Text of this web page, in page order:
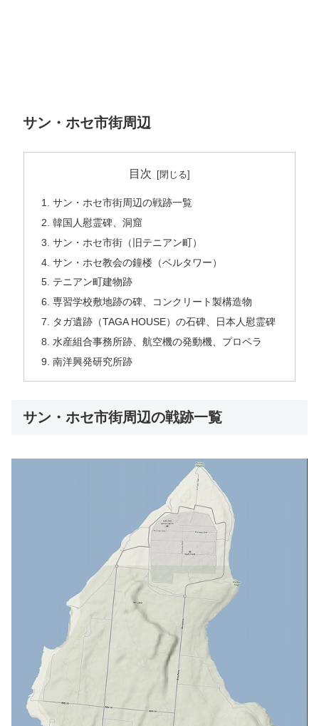
サン・ホセ市街周辺
目次
サン・ホセ市街周辺の戦跡一覧
韓国人慰霊碑、洞窟
サン・ホセ市街（旧テニアン町）
サン・ホセ教会の鐘楼（ベルタワー）
テニアン町建物跡
専習学校敷地跡の碑、コンクリート製構造物
タガ遺跡（TAGA HOUSE）の石碑、日本人慰霊碑
水産組合事務所跡、航空機の発動機、プロペラ
南洋興発研究所跡
サン・ホセ市街周辺の戦跡一覧